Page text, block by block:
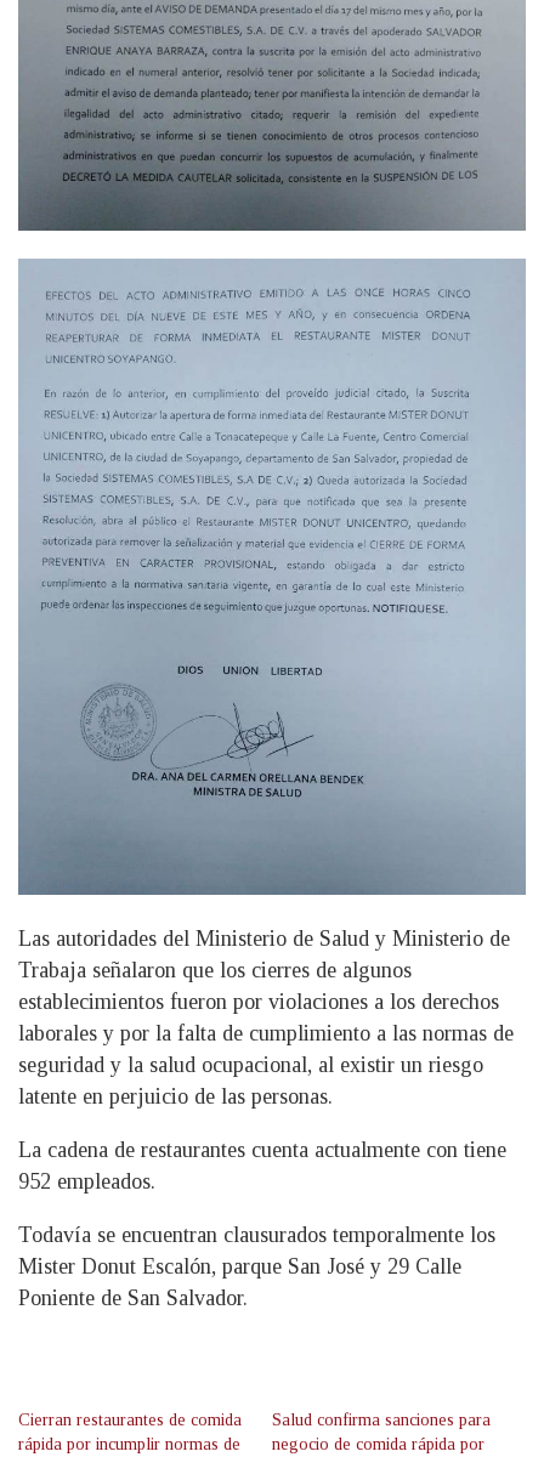
Las autoridades del Ministerio de Salud y Ministerio de
Trabaja señalaron que los cierres de algunos
establecimientos fueron por violaciones a los derechos
laborales y por la falta de cumplimiento a las normas de
seguridad y la salud ocupacional, al existir un riesgo
latente en perjuicio de las personas.
La cadena de restaurantes cuenta actualmente con tiene
952 empleados.
Todavía se encuentran clausurados temporalmente los
Mister Donut Escalón, parque San José y 29 Calle
Poniente de San Salvador.
Cierran restaurantes de comida
rápida por incumplir normas de
Salud confirma sanciones para
negocio de comida rápida por